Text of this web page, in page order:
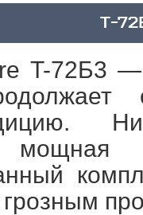
T-
T-72Б3